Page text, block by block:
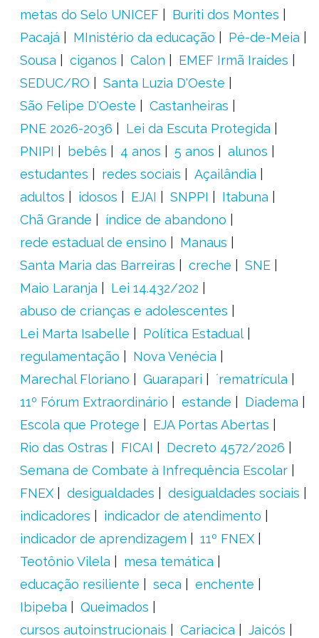
metas do Selo UNICEF
Buriti dos Montes
Pacajá
MInistério da educação
Pé-de-Meia
Sousa
ciganos Calon
EMEF Irmã Iraídes
SEDUC/RO
Santa Luzia D'Oeste
São Felipe D'Oeste
Castanheiras
PNE 2026-2036
Lei da Escuta Protegida
PNIPI
bebês 4 anos 5 anos
alunos
estudantes
redes sociais
Açailândia
adultos
idosos EJAI SNPPI
Itabuna
Chã Grande
índice de abandono
rede estadual de ensino
Manaus
Santa Maria das Barreiras
creche
SNE
Maio Laranja
Lei 14.432/202
abuso de crianças e adolescentes
Lei Marta Isabelle
Política Estadual
regulamentação
Nova Venécia
Marechal Floriano
Guarapari
´rematrícula
11º Fórum Extraordinário
estande
Diadema
Escola que Protege
EJA Portas Abertas
Rio das Ostras
FICAI
Decreto 4572/2026
Semana de Combate à Infrequência Escolar
FNEX
desigualdades
desigualdades sociais
indicadores
indicador de atendimento
indicador de aprendizagem
11º FNEX
Teotônio Vilela
mesa temática
educação resiliente
seca
enchente
Ibipeba
Queimados
cursos autoinstrucionais
Cariacica
Jaicós